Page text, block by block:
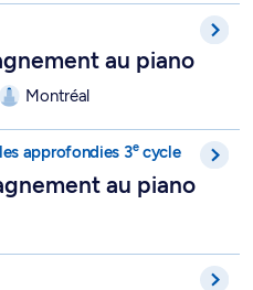
au piano - 3-
au piano
Montréal
au piano - 3-605-1-4
approfondies 3ecycle
au piano